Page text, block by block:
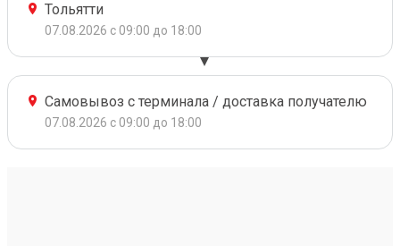
Тольятти
07.08.2026 с 09:00 до 18:00
Самовывоз с терминала / доставка получателю
07.08.2026 с 09:00 до 18:00